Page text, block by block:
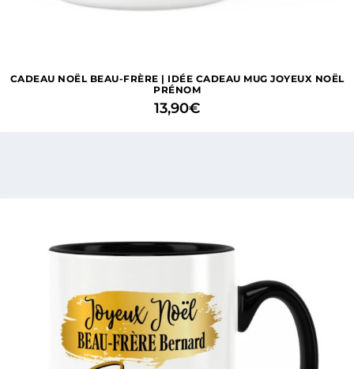
CADEAU NOËL BEAU-FRÈRE | IDÉE CADEAU MUG JOYEUX NOËL
PRÉNOM
13,90€